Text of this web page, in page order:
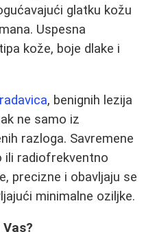
glatku kožu
Uspesna
kože, boje dlake i
, benignih lezija
ne samo iz
razloga. Savremene
ili radiofrekventno
precizne i obavljaju se
minimalne oziljke.